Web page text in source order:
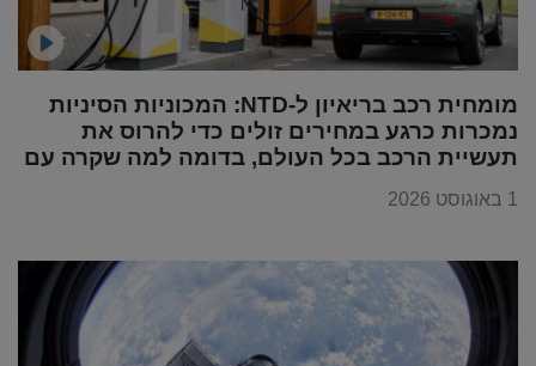
מומחית רכב בריאיון ל-NTD: המכוניות הסיניות
נמכרות כרגע במחירים זולים כדי להרוס את
תעשיית הרכב בכל העולם, בדומה למה שקרה עם
1 באוגוסט 2026